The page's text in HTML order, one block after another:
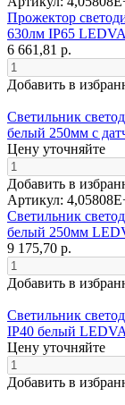
Прожектор
630лм IP65
6 661,81 р.
Добавить в
Светильник
белый 250мм с
Цену уточняйте
Добавить в
Артикул:
Светильник
белый 250мм
9 175,70 р.
Добавить в
Светильник
IP40 белый
Цену уточняйте
Добавить в